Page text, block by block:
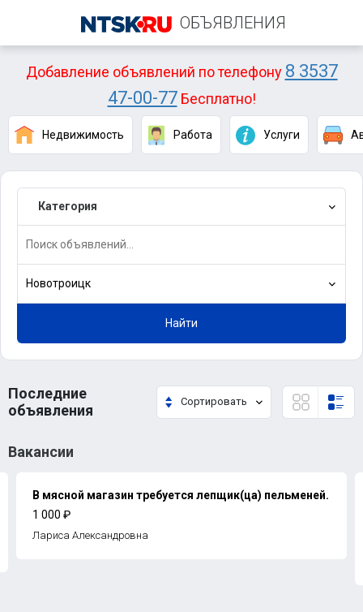
ОБЪЯВЛЕНИЯ
Добавление объявлений по телефону 8 3537
47-00-77Бесплатно!
Недвижимость Работа Услуги
Категория
Новотроицк
Найти
Последние
объявления
Сортировать
Вакансии
В мясной магазин требуется лепщик(ца) пельменей.
1 000 ₽
Лариса Александровна